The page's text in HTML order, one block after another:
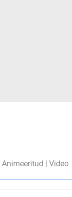
Animeeritud | Video